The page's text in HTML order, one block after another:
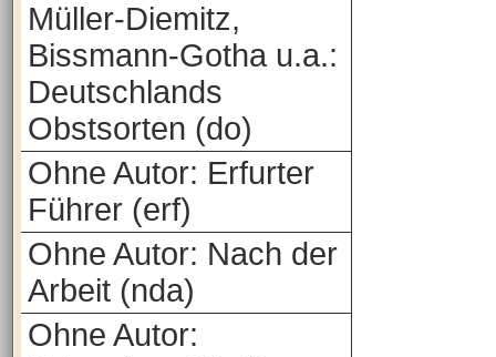
Müller-Diemitz,
Bissmann-Gotha u.a.:
Deutschlands
Obstsorten (do)
Ohne Autor: Erfurter
Führer (erf)
Ohne Autor: Nach der
Arbeit (nda)
Ohne Autor: